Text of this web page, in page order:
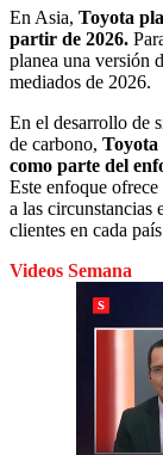
En Asia, Toyota
partir de 2026.
planea una versión
mediados de 2026.
En el desarrollo de
de carbono, Toyota
como parte del
Este enfoque
a las circunstancias
clientes en cada
Videos Semana